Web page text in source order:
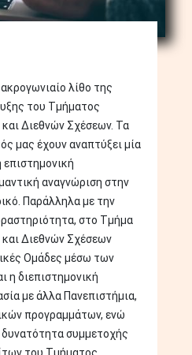
λίθο της
του Τμήματος
Διεθνών Σχέσεων. Τα
μας έχουν αναπτύξει μία
επιστημονική
αναγνώριση στην
Παράλληλα με την
στο Τμήμα
και Διεθνών Σχέσεων
Ομάδες μέσω των
η διεπιστημονική
με άλλα Πανεπιστήμια,
προγραμμάτων, ενώ
συμμετοχής